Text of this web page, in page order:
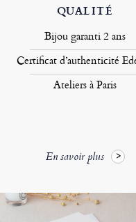
QUALITÉ
Bijou garanti 2 ans
Certificat d’authenticité
Ateliers à Paris
En savoir plus